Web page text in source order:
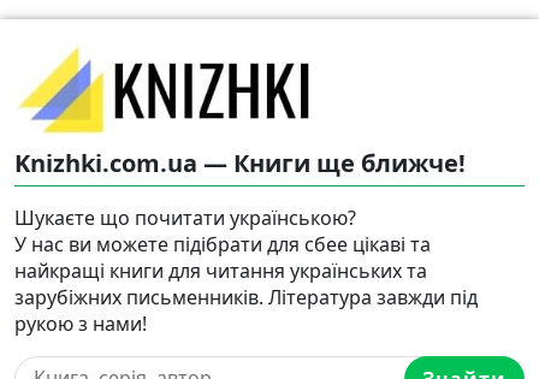
Knizhki.com.ua — Книги ще ближче!
Шукаєте що почитати українською?
У нас ви можете підібрати для сбее цікаві та
найкращі книги для читання українських та
зарубіжних письменників. Література завжди під
рукою з нами!